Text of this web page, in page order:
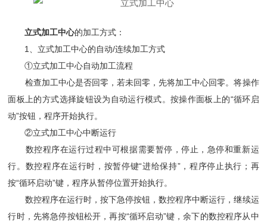
立式加工中心的加工方式：
1、立式加工中心的自动/连续加工方式
①立式加工中心自动加工流程
检查加工中心是否回零，若未回零，先将加工中心回零。将操作
面板上的方式选择旋钮设为自动运行模式。按操作面板上的“循环启
动”按钮，程序开始执行。
②立式加工中心中断运行
数控程序在运行过程中可根据需要暂停，停止，急停和重新运
行。数控程序在运行时，按暂停键“进给保持”，程序停止执行；再
按“循环启动”键，程序从暂停位置开始执行。
数控程序在运行时，按下急停按钮，数控程序中断运行，继续运
行时，先将急停按钮松开，再按“循环启动”键，余下的数控程序从中